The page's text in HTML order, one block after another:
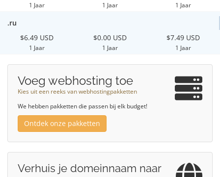
1 Jaar 1 Jaar 1 Jaar
.ru
$6.49 USD
1 Jaar
$0.00 USD
1 Jaar
$7.49 USD
1 Jaar
Voeg webhosting toe
Kies uit een reeks van webhostingpakketten
We hebben pakketten die passen bij elk budget!
Ontdek onze pakketten
Verhuis je domeinnaam naar